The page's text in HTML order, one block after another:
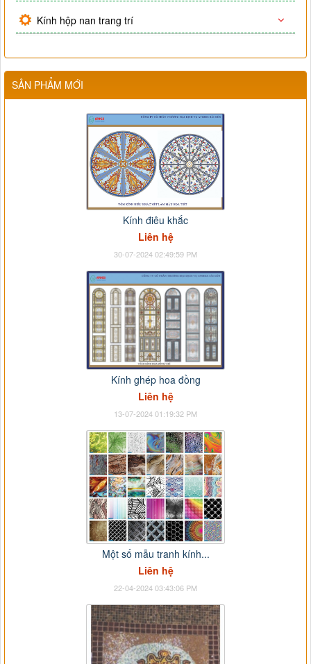
Kính hộp nan trang trí
SẢN PHẨM MỚI
Kính điêu khắc
Liên hệ
30-07-2024 02:49:59 PM
Kính ghép hoa đồng
Liên hệ
13-07-2024 01:19:32 PM
Một số mẫu tranh kính...
Liên hệ
22-04-2024 03:43:06 PM